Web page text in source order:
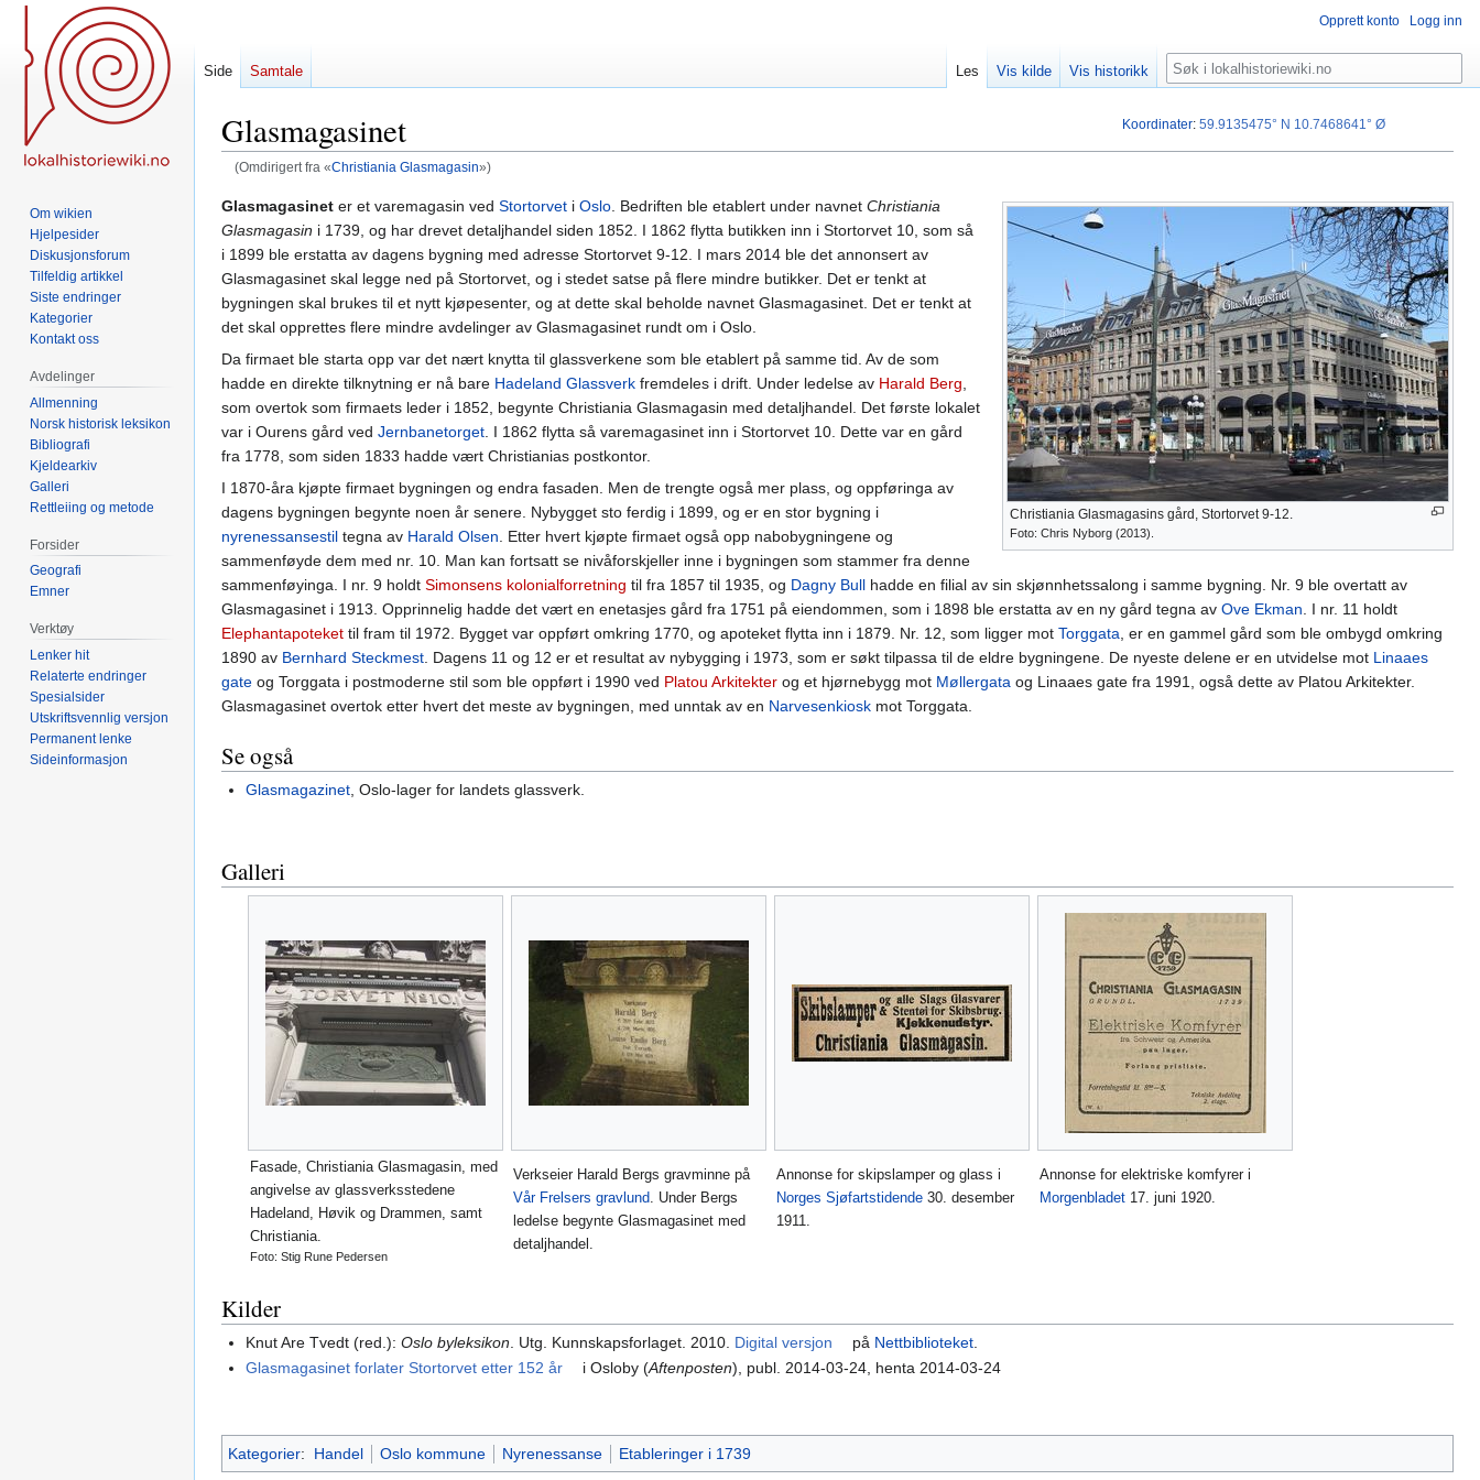
Glasmagasinet
(Omdirigert fra «Christiania Glasmagasin»)
Hopp
til
navigering
Hopp
til
søk
Christiania Glasmagasins gård, Stortorvet 9-12.
Foto: Chris Nyborg (2013).
Glasmagasinet er et varemagasin ved Stortorvet i Oslo . Bedriften ble etablert under navnet Christiania
Glasmagasin i 1739, og har drevet detaljhandel siden 1852. I 1862 flytta butikken inn i Stortorvet 10, som så
i 1899 ble erstatta av dagens bygning med adresse Stortorvet 9-12. I mars 2014 ble det annonsert av
Glasmagasinet skal legge ned på Stortorvet, og i stedet satse på flere mindre butikker. Det er tenkt at
bygningen skal brukes til et nytt kjøpesenter, og at dette skal beholde navnet Glasmagasinet. Det er tenkt at
det skal opprettes flere mindre avdelinger av Glasmagasinet rundt om i Oslo.
Da firmaet ble starta opp var det nært knytta til glassverkene som ble etablert på samme tid. Av de som
hadde en direkte tilknytning er nå bare Hadeland Glassverk fremdeles i drift. Under ledelse av Harald Berg
som overtok som firmaets leder i 1852, begynte Christiania Glasmagasin med detaljhandel. Det første lokalet
var i Ourens gård ved Jernbanetorget . I 1862 flytta så varemagasinet inn i Stortorvet 10. Dette var en gård
fra 1778, som siden 1833 hadde vært Christianias postkontor.
I 1870-åra kjøpte firmaet bygningen og endra fasaden. Men de trengte også mer plass, og oppføringa av
dagens bygningen begynte noen år senere. Nybygget sto ferdig i 1899, og er en stor bygning i
nyrenessansestil tegna av Harald Olsen . Etter hvert kjøpte firmaet også opp nabobygningene og
sammenføyde dem med nr. 10. Man kan fortsatt se nivåforskjeller inne i bygningen som stammer fra denne
sammenføyinga. I nr. 9 holdt Simonsens kolonialforretning til fra 1857 til 1935, og Dagny Bull hadde en filial av sin skjønnhetssalong i samme bygning. Nr. 9 ble overtatt av
Glasmagasinet i 1913. Opprinnelig hadde det vært en enetasjes gård fra 1751 på eiendommen, som i 1898 ble erstatta av en ny gård tegna av Ove Ekman . I nr. 11 holdt
Elephantapoteket til fram til 1972. Bygget var oppført omkring 1770, og apoteket flytta inn i 1879. Nr. 12, som ligger mot Torggata , er en gammel gård som ble ombygd omkring
1890 av Bernhard Steckmest . Dagens 11 og 12 er et resultat av nybygging i 1973, som er søkt tilpassa til de eldre bygningene. De nyeste delene er en utvidelse mot Linaaes
gate og Torggata i postmoderne stil som ble oppført i 1990 ved Platou Arkitekter og et hjørnebygg mot Møllergata og Linaaes gate fra 1991, også dette av Platou Arkitekter.
Glasmagasinet overtok etter hvert det meste av bygningen, med unntak av en Narvesenkiosk mot Torggata.
Se også
Glasmagazinet , Oslo-lager for landets glassverk.
Galleri
Fasade, Christiania Glasmagasin, med
angivelse av glassverksstedene
Hadeland, Høvik og Drammen, samt
Christiania.
Foto: Stig Rune Pedersen
Verkseier Harald Bergs gravminne på
Vår Frelsers gravlund . Under Bergs
ledelse begynte Glasmagasinet med
detaljhandel.
Annonse for skipslamper og glass i
Norges Sjøfartstidende 30. desember
1911.
Annonse for elektriske komfyrer i
Morgenbladet 17. juni 1920.
Kilder
Knut Are Tvedt (red.):Oslo byleksikon . Utg. Kunnskapsforlaget. 2010. Digital versjon på Nettbiblioteket
Glasmagasinet forlater Stortorvet etter 152 år
i Osloby (Aftenposten), publ. 2014-03-24, henta 2014-03-24
Koordinater:59.9135475° N 10.7468641° Ø
Kategorier: Handel Oslo kommune Nyrenessanse Etableringer i 1739
Opprett konto Logg inn
Side Samtale Les Vis kilde Vis historikk Søk
Om wikien
Hjelpesider
Diskusjonsforum
Tilfeldig artikkel
Siste endringer
Kategorier
Kontakt oss
Avdelinger
Allmenning
Norsk historisk leksikon
Bibliografi
Kjeldearkiv
Galleri
Rettleiing og metode
Forsider
Geografi
Emner
Verktøy
Lenker hit
Relaterte endringer
Spesialsider
Utskriftsvennlig versjon
Permanent lenke
Sideinformasjon